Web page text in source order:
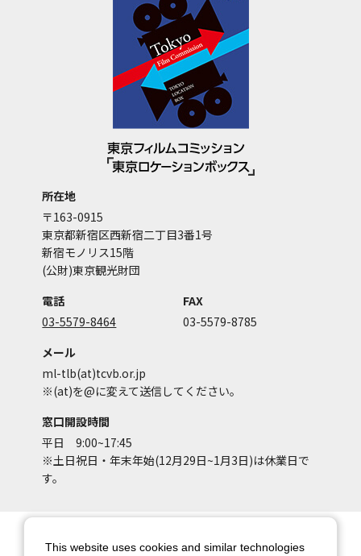
所在地
〒163-0915
東京都新宿区西新宿二丁目3番1号
新宿モノリス15階
(公財)東京観光財団
電話
03-5579-8464
FAX
03-5579-8785
メール
ml-tlb(at)tcvb.or.jp
※(at)を@に変えて送信してください。
窓口開設時間
平日 9:00~17:45
※土日祝日・年末年始(12月29日~1月3日)は休業日で
す。
This website uses cookies and similar technologies